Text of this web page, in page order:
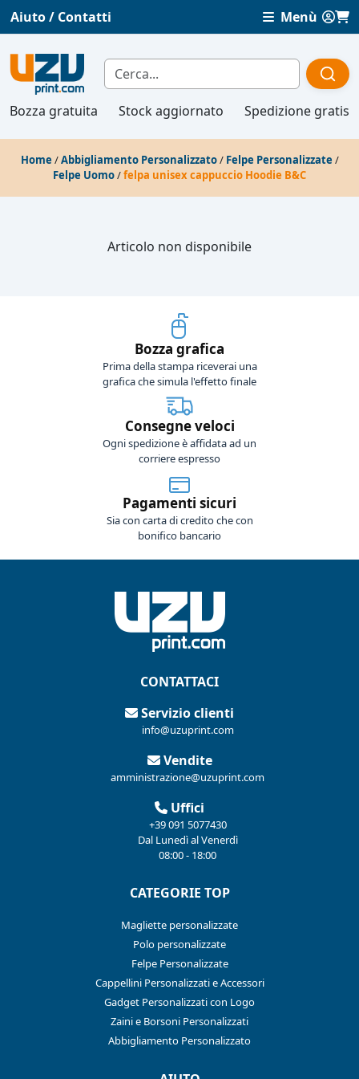
Aiuto / Contatti Menù
Bozza gratuita Stock aggiornato Spedizione gratis
Home /Abbigliamento Personalizzato/ Felpe Personalizzate /
Felpe Uomo/felpa unisex cappuccio Hoodie B&C
Articolo non disponibile
Bozza grafica
Prima della stampa riceverai una
grafica che simula l'effetto finale
Consegne veloci
Ogni spedizione è affidata ad un
corriere espresso
Pagamenti sicuri
Sia con carta di credito che con
bonifico bancario
CONTATTACI
Servizio clienti
info@uzuprint.com
Vendite
amministrazione@uzuprint.com
Uffici
+39 091 5077430
Dal Lunedì al Venerdì
08:00 - 18:00
CATEGORIE TOP
Magliette personalizzate
Polo personalizzate
Felpe Personalizzate
Cappellini Personalizzati e Accessori
Gadget Personalizzati con Logo
Zaini e Borsoni Personalizzati
Abbigliamento Personalizzato